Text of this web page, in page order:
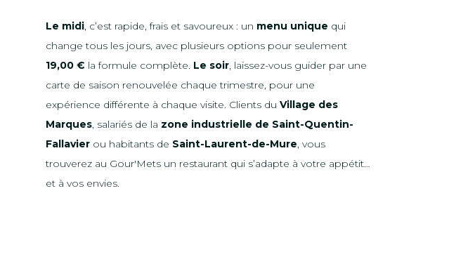
Le midi, c’est rapide, frais et savoureux : un menu unique qui
change tous les jours, avec plusieurs options pour seulement
19,00 € la formule complète. Le soir, laissez-vous guider par une
carte de saison renouvelée chaque trimestre, pour une
expérience différente à chaque visite. Clients du Village des
Marques, salariés de la zone industrielle de Saint-Quentin-
Fallavierou habitants de Saint-Laurent-de-Mure, vous
trouverez au Gour'Mets un restaurant qui s’adapte à votre appétit…
et à vos envies.